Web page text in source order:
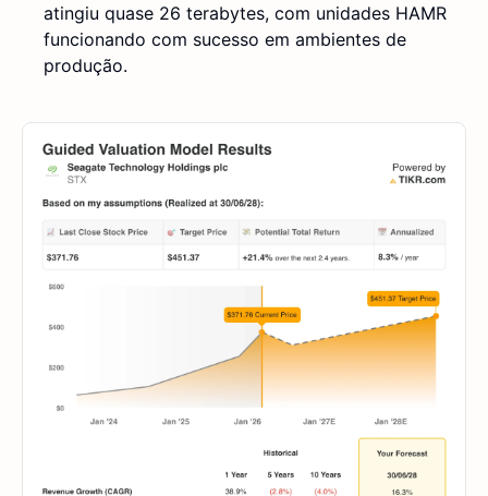
atingiu quase 26 terabytes, com unidades HAMR
funcionando com sucesso em ambientes de
produção.